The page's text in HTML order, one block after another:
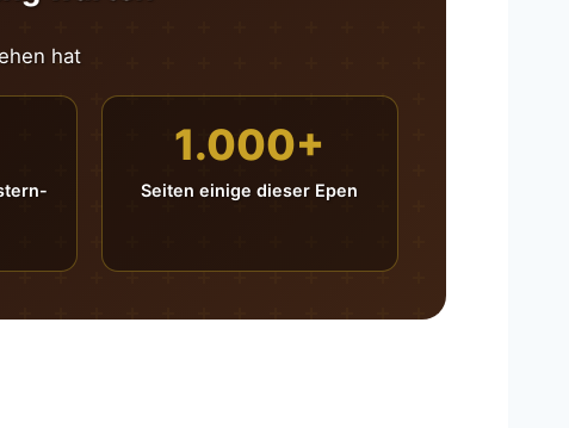
hat
1.000+
Seiten einige dieser Epen